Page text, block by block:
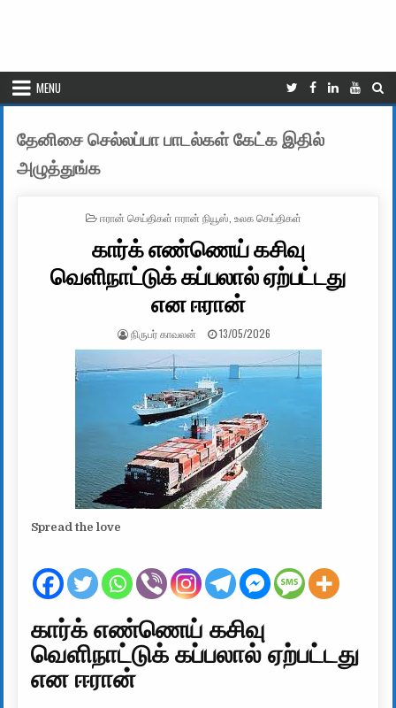
MENU
தேனிசை செல்லப்பா பாடல்கள் கேட்க இதில்
அழுத்துங்க
POSTED IN
ஈரான் செய்திகள் ஈரான் நியூஸ் உலக செய்திகள்
கார்க் எண்ணெய் கசிவு
வெளிநாட்டுக் கப்பலால் ஏற்பட்டது
என ஈரான்
AUTHOR:
நிருபர் காவலன் PUBLISHED DATE:
13/05/2026
Spread the love
கார்க் எண்ணெய் கசிவு
வெளிநாட்டுக் கப்பலால் ஏற்பட்டது
என ஈரான்